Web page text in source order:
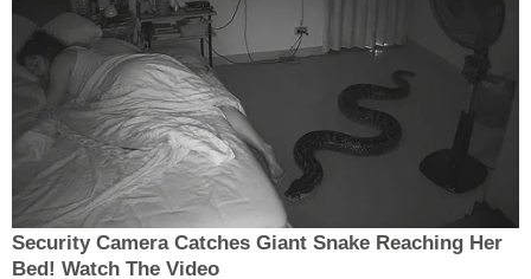
Security Camera Catches Giant Snake Reaching Her
Bed! Watch The Video